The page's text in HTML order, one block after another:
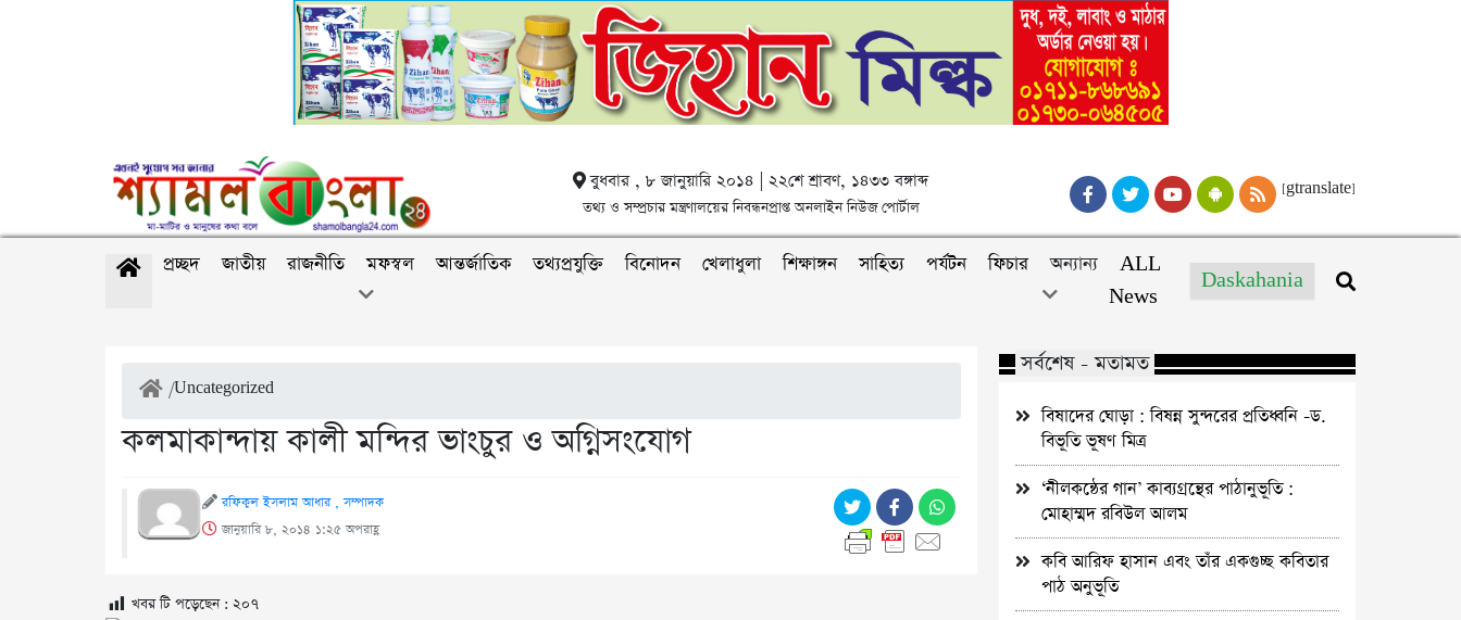
বুধবার , ৮ জানুয়ারি ২০১৪ | ২২শে শ্রাবণ, ১৪৩৩ বঙ্গাব্দ
তথ্য ও সম্প্রচার মন্ত্রণালয়ের নিবন্ধনপ্রাপ্ত অনলাইন নিউজ পোর্টাল
[gtranslate]
প্রচ্ছদ জাতীয় রাজনীতি মফস্বল আন্তর্জাতিক তথ্যপ্রযুক্তি বিনোদন খেলাধুলা শিক্ষাঙ্গন সাহিত্য পর্যটন ফিচার অন্যান্য
ALL
News
Daskahania
/Uncategorized
কলমাকান্দায় কালী মন্দির ভাংচুর ও অগ্নিসংযোগ
রফিকুল ইসলাম আধার , সম্পাদক
জানুয়ারি ৮, ২০১৪ ১:২৫ অপরাহ্ণ
খবর টি পড়েছেন : ২০৭
সর্বশেষ - মতামত
বিষাদের ঘোড়া : বিষন্ন সুন্দরের প্রতিধ্বনি -ড.
বিভূতি ভূষণ মিত্র
‘নীলকন্ঠের গান’ কাব্যগ্রন্থের পাঠানুভূতি :
মোহাম্মদ রবিউল আলম
কবি আরিফ হাসান এবং তাঁর একগুচ্ছ কবিতার
পাঠ অনুভূতি